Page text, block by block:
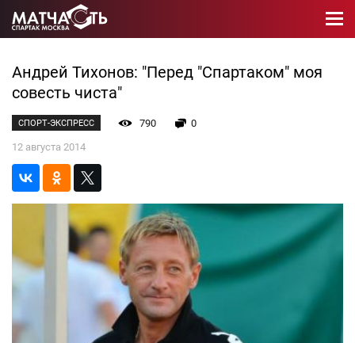
Андрей Тихонов: "Перед "Спартаком" моя
совесть чиста"
СПОРТ-ЭКСПРЕСС 790
0
12 августа 2014